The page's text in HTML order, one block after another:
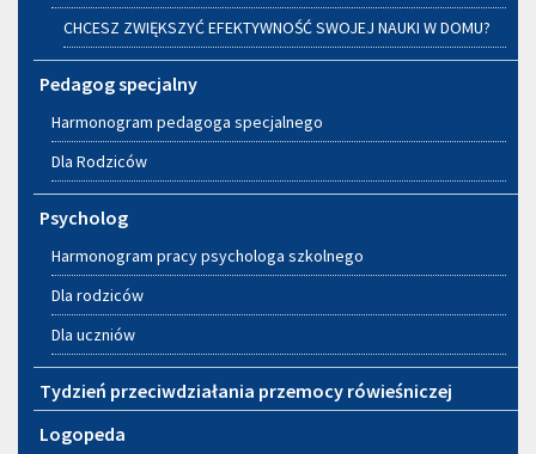
CHCESZ ZWIĘKSZYĆ EFEKTYWNOŚĆ SWOJEJ NAUKI W DOMU?
Pedagog specjalny
Harmonogram pedagoga specjalnego
Dla Rodziców
Psycholog
Harmonogram pracy psychologa szkolnego
Dla rodziców
Dla uczniów
Tydzień przeciwdziałania przemocy rówieśniczej
Logopeda